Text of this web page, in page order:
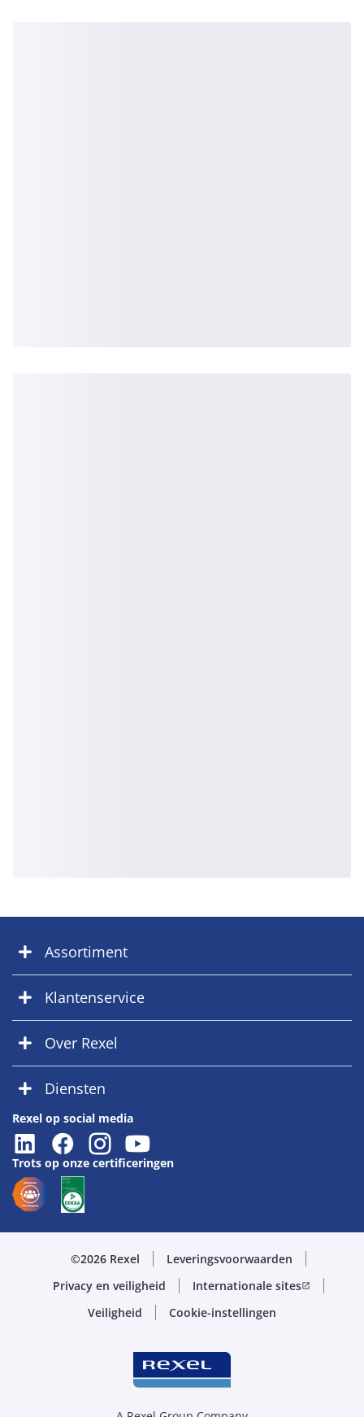
Assortiment
Klantenservice
Over Rexel
Diensten
Rexel op social media
Trots op onze certificeringen
©2026 Rexel
Leveringsvoorwaarden
Privacy en veiligheid
Internationale sitesopen_in_new
Veiligheid Cookie-instellingen